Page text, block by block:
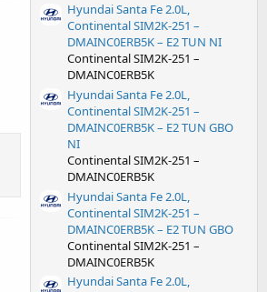
Hyundai Santa Fe 2.0L,
Continental SIM2K-251 –
DMAINC0ERB5K – E2 TUN NI
Continental SIM2K-251 –
DMAINC0ERB5K
Hyundai Santa Fe 2.0L,
Continental SIM2K-251 –
DMAINC0ERB5K – E2 TUN GBO
NI
Continental SIM2K-251 –
DMAINC0ERB5K
Hyundai Santa Fe 2.0L,
Continental SIM2K-251 –
DMAINC0ERB5K – E2 TUN GBO
Continental SIM2K-251 –
DMAINC0ERB5K
Hyundai Santa Fe 2.0L,